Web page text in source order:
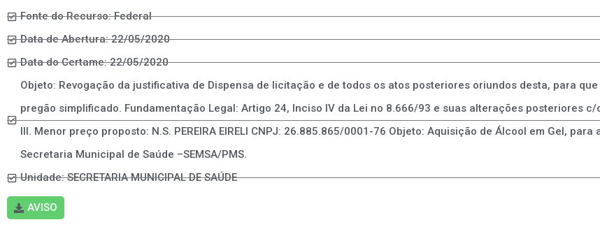
Fonte do Recurso: Federal
Data de Abertura: 22/05/2020
Data do Certame: 22/05/2020
Objeto: Revogação da justificativa de Dispensa de licitação e de todos os atos posteriores oriundos desta, para
pregão simplificado. Fundamentação Legal: Artigo 24, Inciso IV da Lei no 8.666/93 e suas alterações posteriores
III. Menor preço proposto: N.S. PEREIRA EIRELI CNPJ: 26.885.865/0001-76 Objeto: Aquisição de Álcool em Gel,
Secretaria Municipal de Saúde –SEMSA/PMS.
Unidade: SECRETARIA MUNICIPAL DE SAÚDE
AVISO